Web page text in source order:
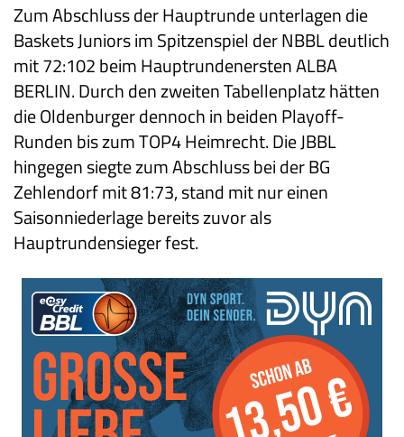
Zum Abschluss der Hauptrunde unterlagen die
Baskets Juniors im Spitzenspiel der NBBL deutlich
mit 72:102 beim Hauptrundenersten ALBA
BERLIN. Durch den zweiten Tabellenplatz hätten
die Oldenburger dennoch in beiden Playoff-
Runden bis zum TOP4 Heimrecht. Die JBBL
hingegen siegte zum Abschluss bei der BG
Zehlendorf mit 81:73, stand mit nur einen
Saisonniederlage bereits zuvor als
Hauptrundensieger fest.